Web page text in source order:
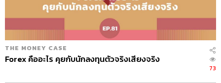
THE MONEY CASE
Forex คืออะไร คุยกับนักลงทุนตัวจริงเสียงจริง
73